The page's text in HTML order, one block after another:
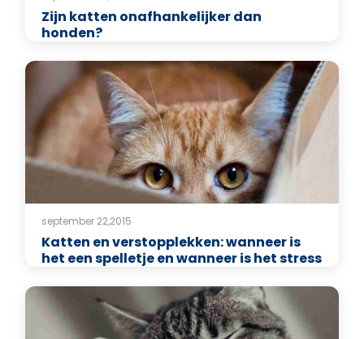
Zijn katten onafhankelijker dan
honden?
september 22,2015
Katten en verstopplekken: wanneer is
het een spelletje en wanneer is het stress